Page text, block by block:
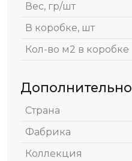
Вес, гр/шт
В коробке, шт
Кол-во м2 в коробке
Дополнительно
Страна
Фабрика
Коллекция